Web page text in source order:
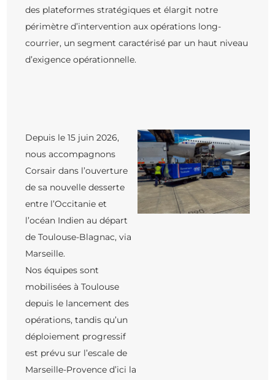
des plateformes stratégiques et élargit notre
périmètre d’intervention aux opérations long-
courrier, un segment caractérisé par un haut niveau
d’exigence opérationnelle.
Depuis le 15 juin 2026,
nous accompagnons
Corsair dans l’ouverture
de sa nouvelle desserte
entre l’Occitanie et
l’océan Indien au départ
de Toulouse-Blagnac, via
Marseille.
Nos équipes sont
mobilisées à Toulouse
depuis le lancement des
opérations, tandis qu’un
déploiement progressif
est prévu sur l’escale de
Marseille-Provence d’ici la